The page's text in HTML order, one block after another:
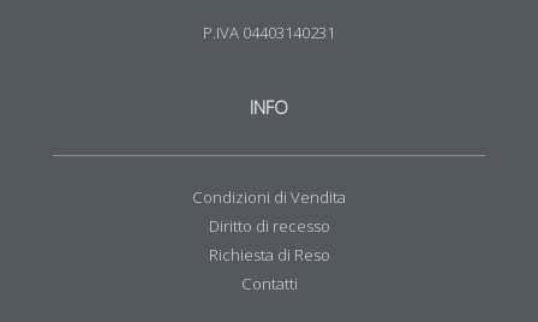
P.IVA 04403140231
INFO
Condizioni di Vendita
Diritto di recesso
Richiesta di Reso
Contatti